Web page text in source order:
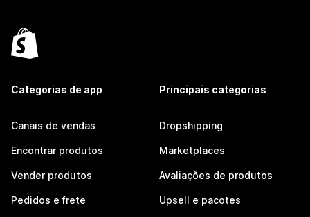
Categorias de app
Canais de vendas
Encontrar produtos
Vender produtos
Pedidos e frete
Principais categorias
Dropshipping
Marketplaces
Avaliações de produtos
Upsell e pacotes